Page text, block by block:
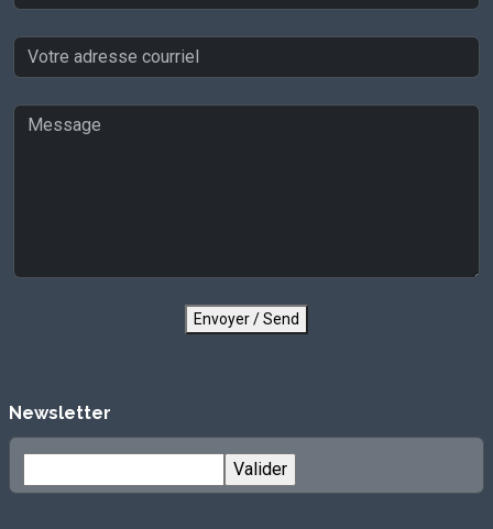
Envoyer / Send
Newsletter